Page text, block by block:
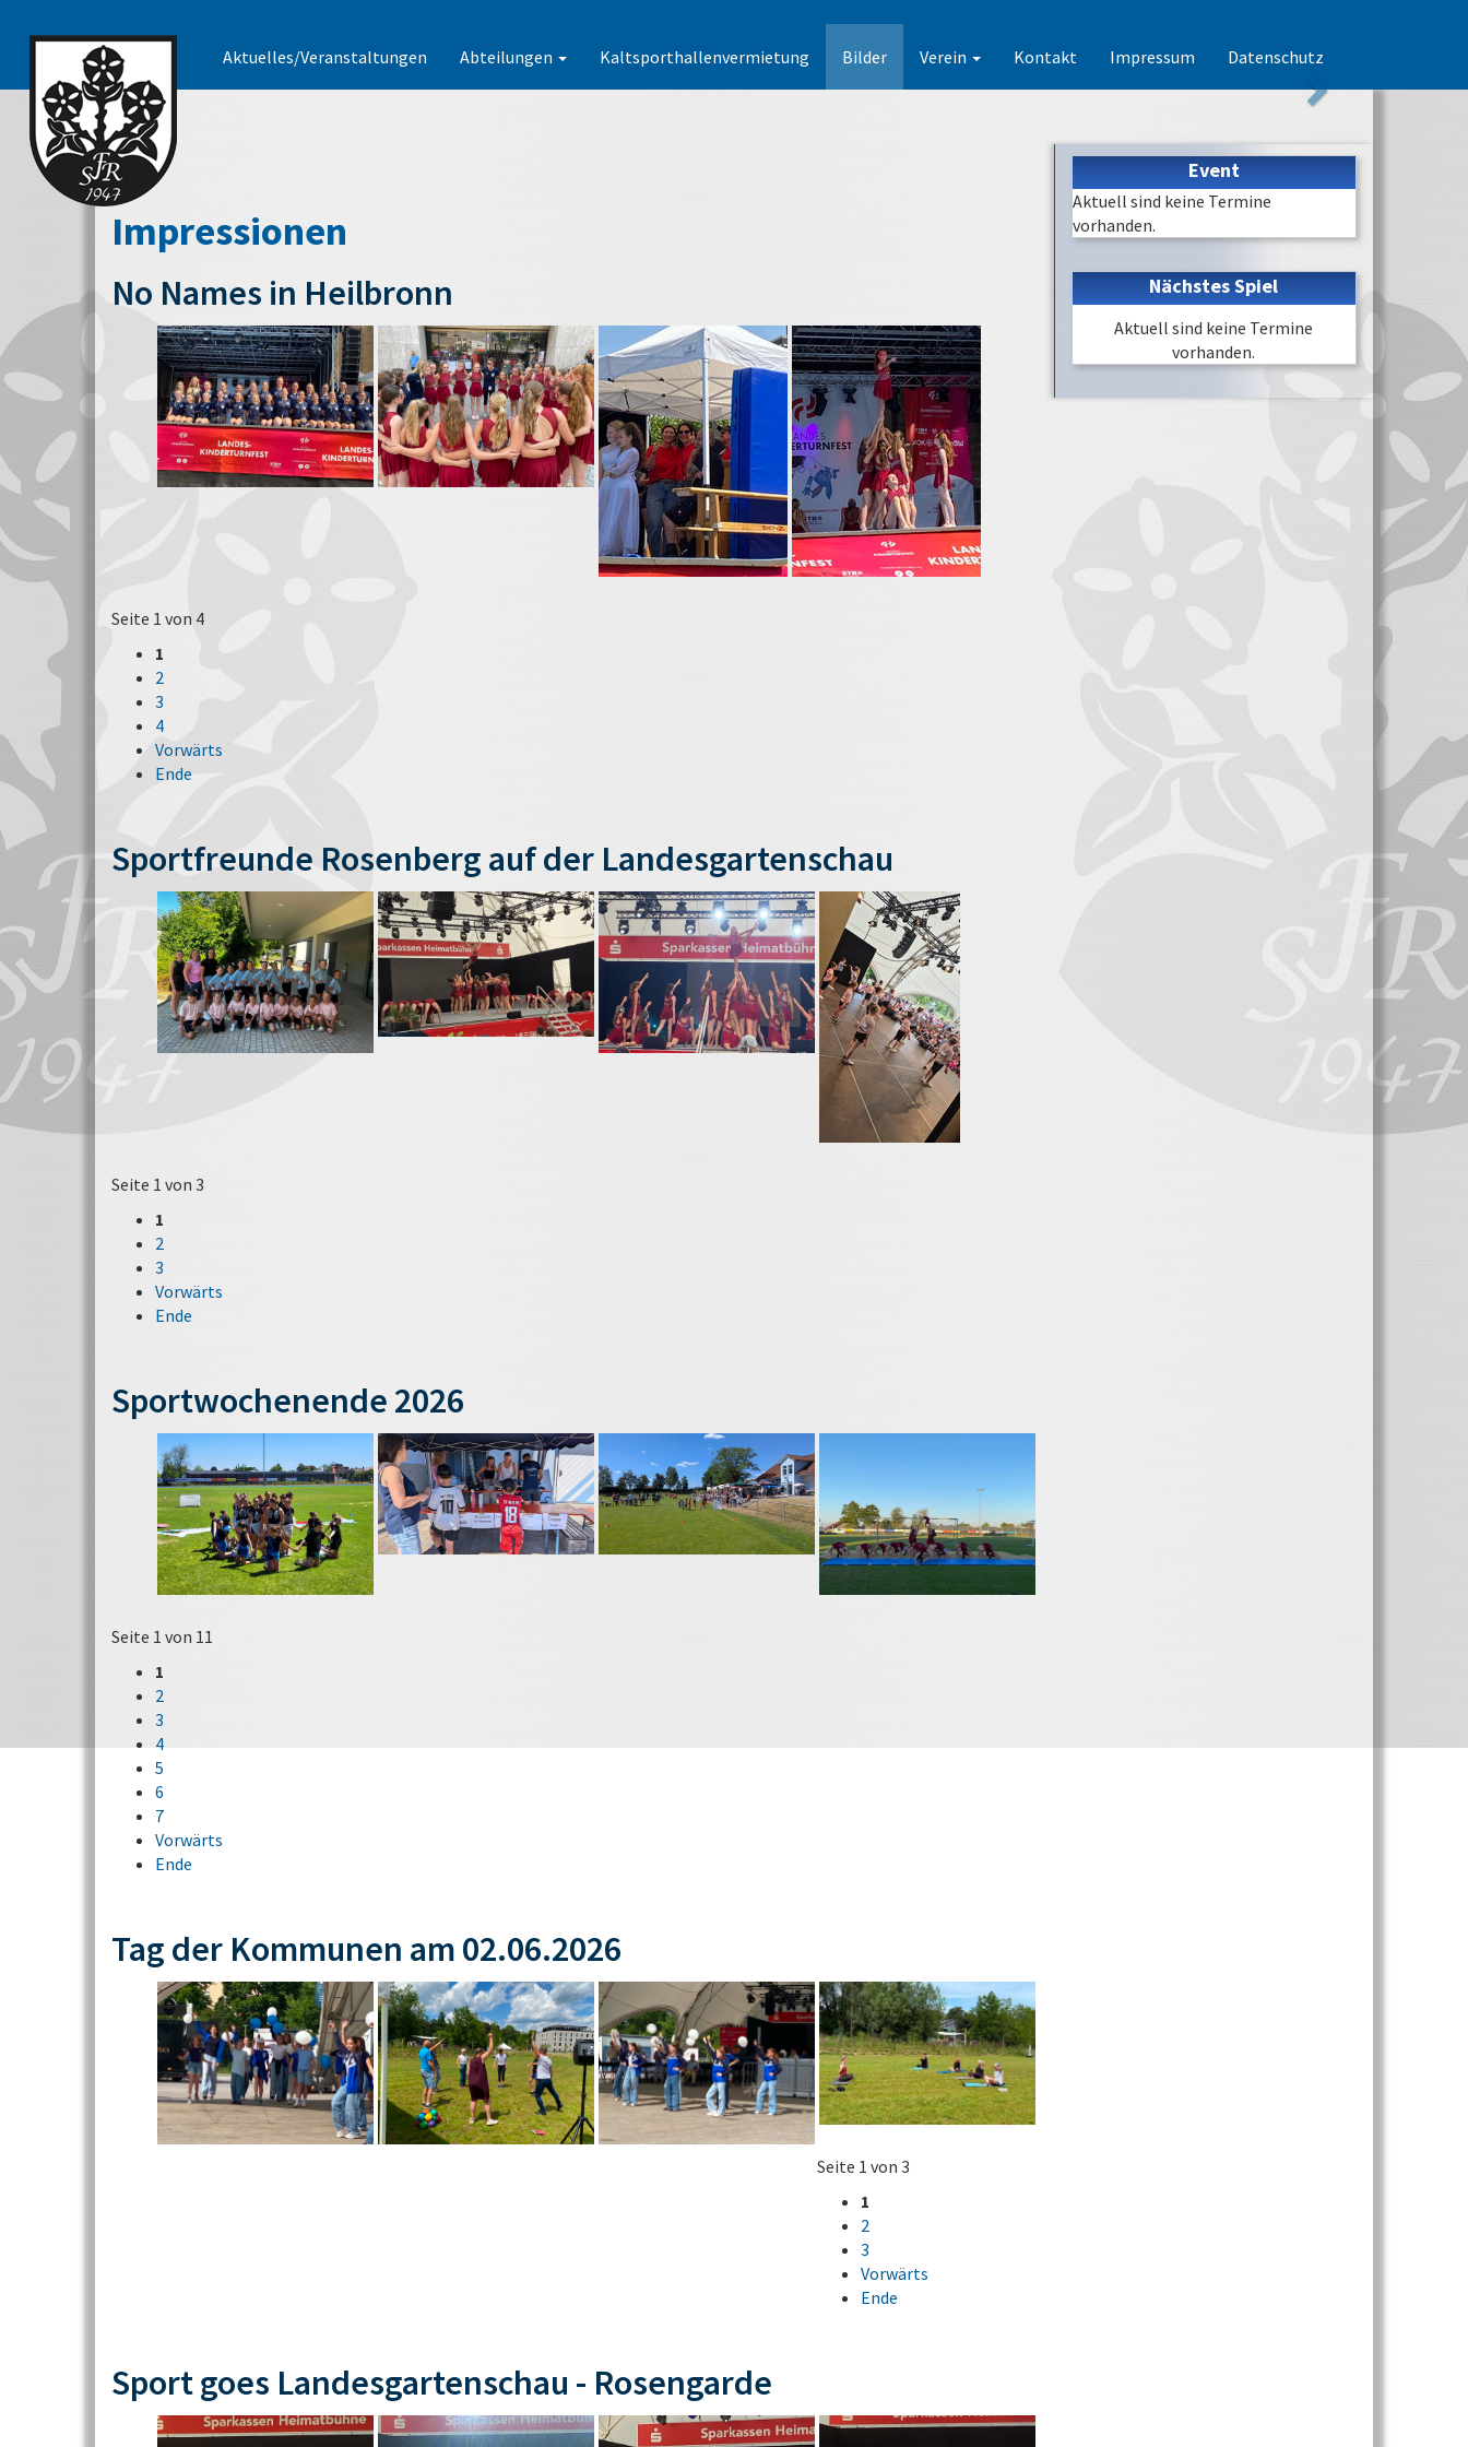
Aktuelles/Veranstaltungen Abteilungen Kaltsporthallenvermietung Bilder Verein Kontakt Impressum Datenschutz
Impressionen
No Names in Heilbronn
Seite 1 von 4
1
2
3
4
Vorwärts
Ende
Sportfreunde Rosenberg auf der Landesgartenschau
Seite 1 von 3
1
2
3
Vorwärts
Ende
Sportwochenende 2026
Seite 1 von 11
1
2
3
4
5
6
7
Vorwärts
Ende
Tag der Kommunen am 02.06.2026
Seite 1 von 3
1
2
3
Vorwärts
Ende
Sport goes Landesgartenschau - Rosengarde
Event
Aktuell sind keine Termine
vorhanden.
Nächstes Spiel
Aktuell sind keine Termine
vorhanden.